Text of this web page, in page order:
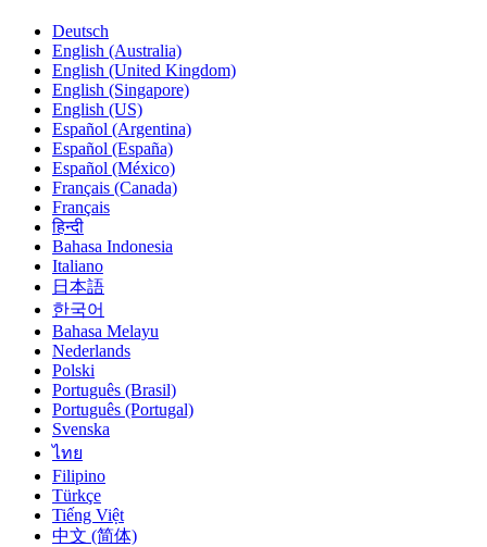
Deutsch
English (Australia)
English (United Kingdom)
English (Singapore)
English (US)
Español (Argentina)
Español (España)
Español (México)
Français (Canada)
Français
हिन्दी
Bahasa Indonesia
Italiano
日本語
한국어
Bahasa Melayu
Nederlands
Polski
Português (Brasil)
Português (Portugal)
Svenska
ไทย
Filipino
Türkçe
Tiếng Việt
中文 (简体)